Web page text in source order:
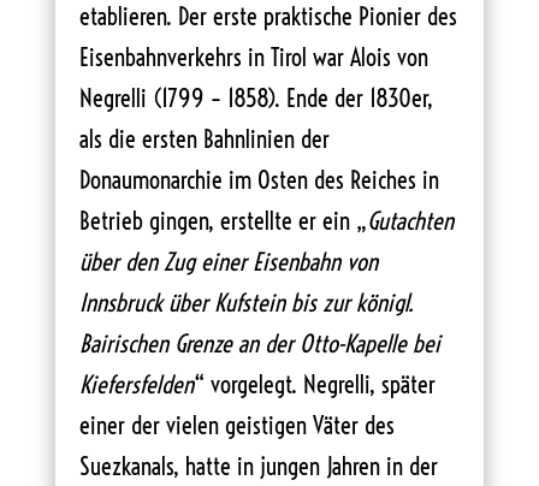
etablieren. Der erste praktische Pionier des
Eisenbahnverkehrs in Tirol war Alois von
Negrelli (1799 – 1858). Ende der 1830er,
als die ersten Bahnlinien der
Donaumonarchie im Osten des Reiches in
Betrieb gingen, erstellte er ein „Gutachten
über den Zug einer Eisenbahn von
Innsbruck über Kufstein bis zur königl.
Bairischen Grenze an der Otto-Kapelle bei
Kiefersfelden“ vorgelegt. Negrelli, später
einer der vielen geistigen Väter des
Suezkanals, hatte in jungen Jahren in der